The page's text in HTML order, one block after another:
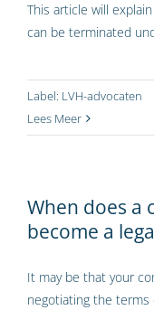
This article will
can be terminated
Label: LVH-advocaten
Lees Meer
When does a
become a
It may be that your
negotiating the